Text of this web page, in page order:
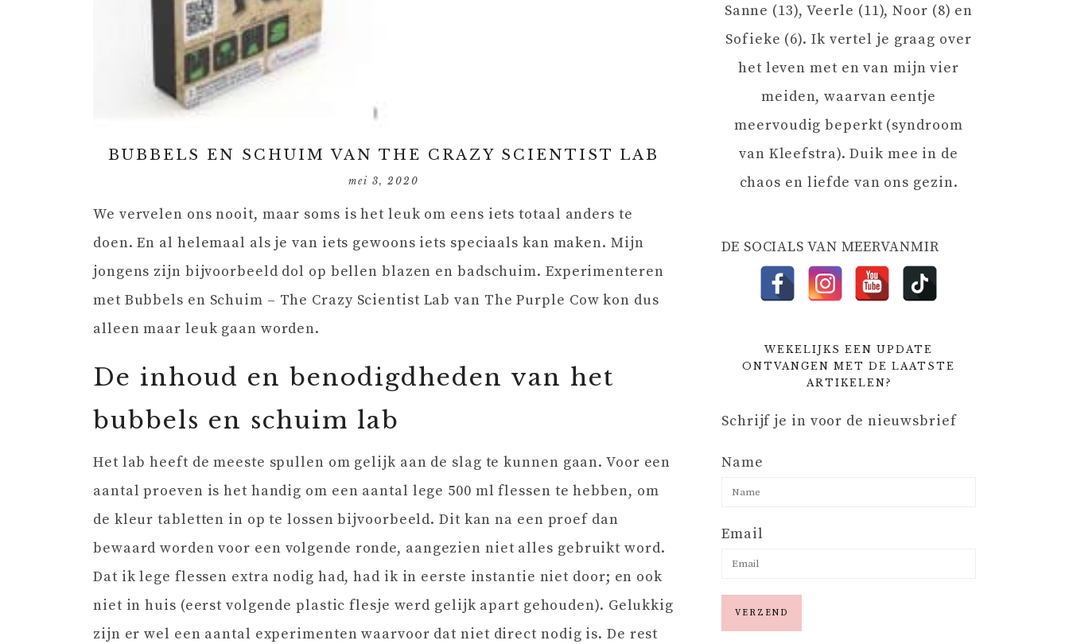
BUBBELS EN SCHUIM VAN THE CRAZY SCIENTIST LAB
mei 3, 2020
We vervelen ons nooit, maar soms is het leuk om eens iets totaal anders te
doen. En al helemaal als je van iets gewoons iets speciaals kan maken. Mijn
jongens zijn bijvoorbeeld dol op bellen blazen en badschuim. Experimenteren
met Bubbels en Schuim – The Crazy Scientist Lab van The Purple Cow kon dus
alleen maar leuk gaan worden.
De inhoud en benodigdheden van het
bubbels en schuim lab
Het lab heeft de meeste spullen om gelijk aan de slag te kunnen gaan. Voor een
aantal proeven is het handig om een aantal lege 500 ml flessen te hebben, om
de kleur tabletten in op te lossen bijvoorbeeld. Dit kan na een proef dan
bewaard worden voor een volgende ronde, aangezien niet alles gebruikt word.
Dat ik lege flessen extra nodig had, had ik in eerste instantie niet door; en ook
niet in huis (eerst volgende plastic flesje werd gelijk apart gehouden). Gelukkig
zijn er wel een aantal experimenten waarvoor dat niet direct nodig is. De rest
Sanne (13), Veerle (11), Noor (8) en
Sofieke (6). Ik vertel je graag over
het leven met en van mijn vier
meiden, waarvan eentje
meervoudig beperkt (syndroom
van Kleefstra). Duik mee in de
chaos en liefde van ons gezin.
DE SOCIALS VAN MEERVANMIR
WEKELIJKS EEN UPDATE
ONTVANGEN MET DE LAATSTE
ARTIKELEN?
Schrijf je in voor de nieuwsbrief
Name
Email